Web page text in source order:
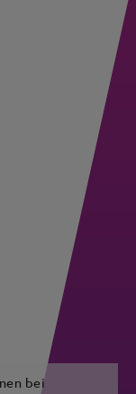
bei